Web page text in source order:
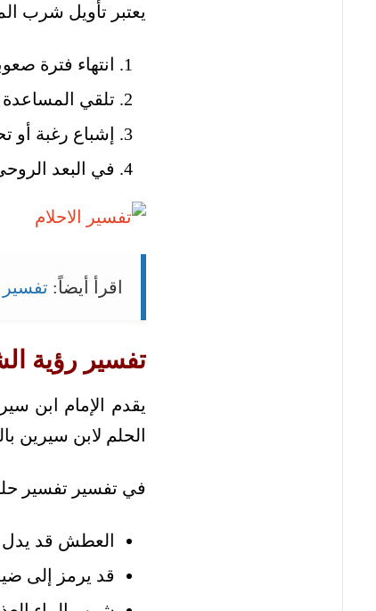
يعتبر تأويل شرب
انتهاء فترة
تلقي
إشباع رغبة أو
في البعد
اقرأ أيضاً:
تفسير رؤية
يقدم الإمام ابن
الحلم لابن سيرين
في تفسير تفسير
العطش قد يدل
قد يرمز إلى